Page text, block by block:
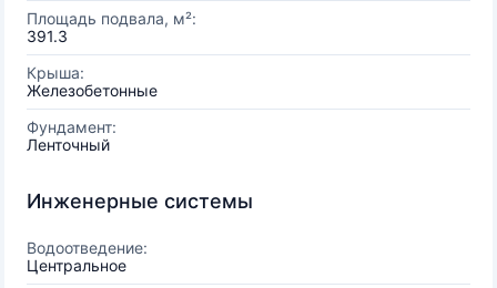
Площадь подвала, м²:
391.3
Крыша:
Железобетонные
Фундамент:
Ленточный
Инженерные системы
Водоотведение:
Центральное